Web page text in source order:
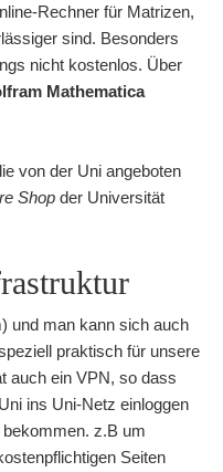
Rechner für Matrizen,
sind. Besonders
nicht kostenlos. Über
Mathematica
von der Uni angeboten
Shop der Universität
und man kann sich auch
praktisch für unsere
auch ein VPN, so dass
ins Uni-Netz einloggen
z.B um
Seiten